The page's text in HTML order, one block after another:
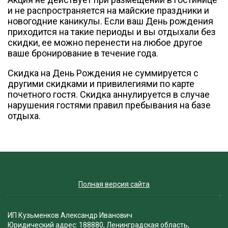
и не распространяется на майские праздники и
новогодние каникулы. Если ваш День рождения
приходится на такие периоды и вы отдыхали без
скидки, ее можно перенести на любое другое
ваше бронирование в течение года.
Скидка на День Рождения не суммируется с
другими скидками и привилегиями по карте
почетного гостя. Скидка аннулируется в случае
нарушения гостями правил пребывания на базе
отдыха.
Полная версия сайта
ИП Кузьменков Александр Иванович
Юридический адрес: 188880, Ленинградская область,